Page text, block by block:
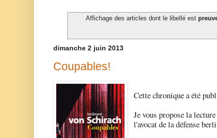
Affichage des articles dont le libellé est
dimanche 2 juin 2013
Coupables!
Cette chronique a été
Je vous propose la
l'avocat de la défense